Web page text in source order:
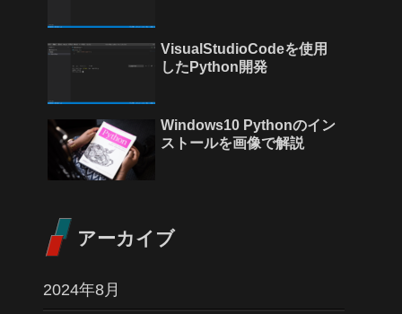
VisualStudioCodeを使用
したPython開発
Windows10 Pythonのイン
ストールを画像で解説
アーカイブ
2024年8月